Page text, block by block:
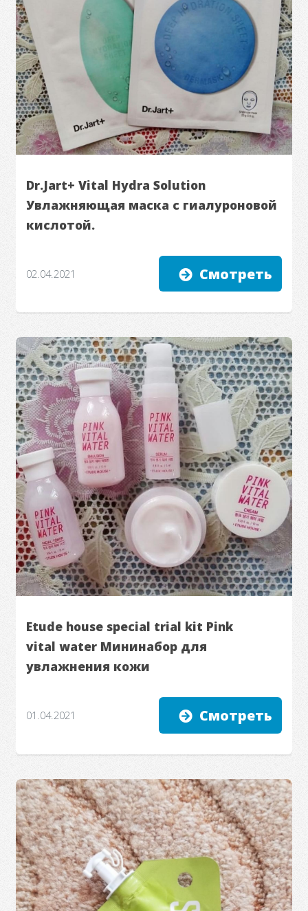
Dr.Jart+ Vital Hydra Solution
Увлажняющая маска с гиалуроновой
кислотой.
02.04.2021 Смотреть
Etude house special trial kit Pink
vital water Мининабор для
увлажнения кожи
01.04.2021 Смотреть